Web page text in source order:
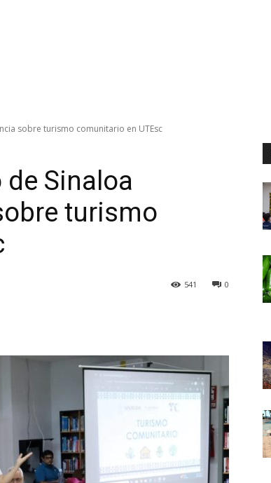
sobre turismo comunitario en UTEsc
Sinaloa
turismo
0
541